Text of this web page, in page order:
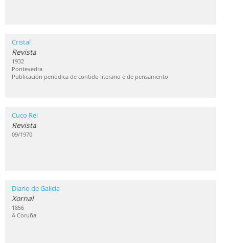
Cristal
Revista
1932
Pontevedra
Publicación periódica de contido literario e de pensamento
Cuco Rei
Revista
09/1970
Diario de Galicia
Xornal
1856
A Coruña